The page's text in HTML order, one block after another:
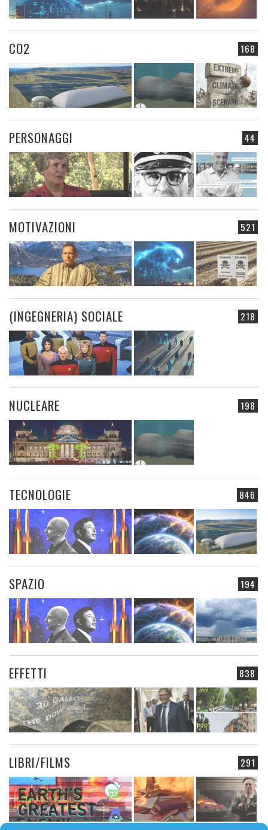
168
CO2
44
PERSONAGGI
521
MOTIVAZIONI
218
(INGEGNERIA) SOCIALE
198
NUCLEARE
846
TECNOLOGIE
194
SPAZIO
838
EFFETTI
291
LIBRI/FILMS